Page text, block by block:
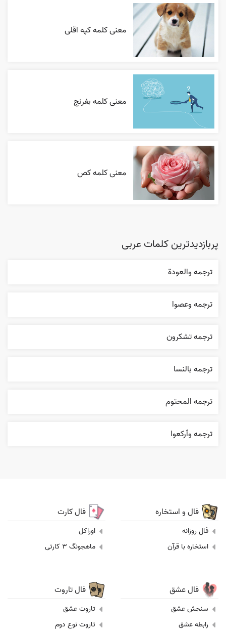
معنی کلمه کپه اقلی
معنی کلمه بغرنج
معنی کلمه کص
پربازدیدترین کلمات عربی
ترجمه والعودة
ترجمه وعصوا
ترجمه تشکرون
ترجمه بالنسا
ترجمه المحتوم
ترجمه وٱرکعوا
فال و استخاره
فال روزانه
استخاره با قرآن
فال کارت
اوراکل
ماهجونگ 3 کارتی
فال عشق
سنجش عشق
رابطه عشق
فال تاروت
تاروت عشق
تاروت نوع دوم